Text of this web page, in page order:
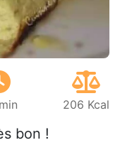
206 Kcal
bon !